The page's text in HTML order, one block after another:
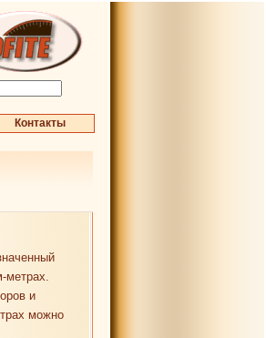
Контакты
метрах.
и
можно